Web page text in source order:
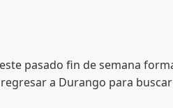
pasado fin de semana
a Durango para